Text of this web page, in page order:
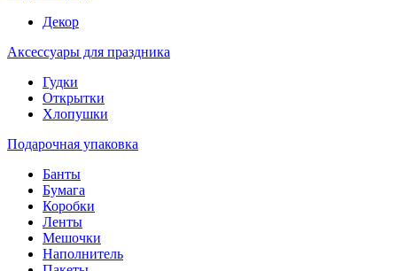
Декор
Аксессуары для праздника
Гудки
Открытки
Хлопушки
Подарочная упаковка
Банты
Бумага
Коробки
Ленты
Мешочки
Наполнитель